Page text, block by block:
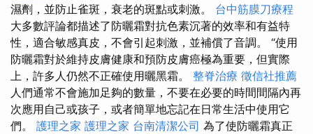
濕劑，並防止雀斑，衰老的斑點或刺激。 台中筋膜刀療程
大多數評論都描述了防曬霜對抗色素沉著的效率和有益特
性，適合敏感真皮，不會引起刺激，並補償了音調。 “使用
防曬霜對於維持皮膚健康和預防皮膚癌極為重要，但實際
上，許多人仍然不正確使用曬黑霜。 整脊治療 徵信社推薦
人們通常不會施加足夠的數量，不要在必要的時間間隔內再
次應用自己或孩子，或者簡單地忘記在日常生活中使用它
們。 護理之家 護理之家 台南清潔公司 為了使防曬霜真正